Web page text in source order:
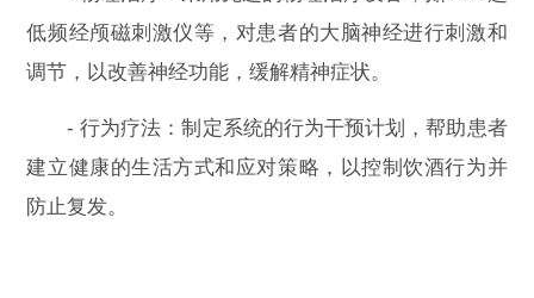
低频经颅磁刺激仪等，对患者的大脑神经进行刺激和
调节，以改善神经功能，缓解精神症状。
- 行为疗法：制定系统的行为干预计划，帮助患者
建立健康的生活方式和应对策略，以控制饮酒行为并
防止复发。